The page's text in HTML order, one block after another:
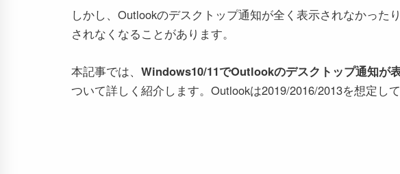
しかし、Outlookのデスクトップ通知が全く表示されなかった
されなくなることがあります。
本記事では、 Windows10/11でOutlookのデスクトップ通知が
ついて詳しく紹介します。Outlookは2019/2016/2013を想定して